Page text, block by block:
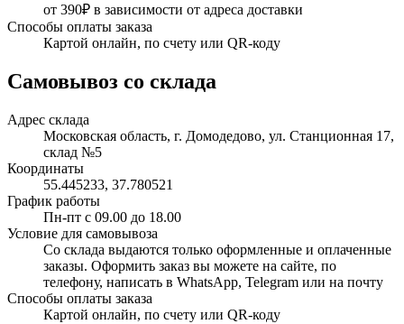
от 390₽ в зависимости от адреса доставки
Способы оплаты заказа
Картой онлайн, по счету или QR-коду
Самовывоз со склада
Адрес склада
Московская область, г. Домодедово, ул. Станционная 17,
склад №5
Координаты
55.445233, 37.780521
График работы
Пн-пт с 09.00 до 18.00
Условие для самовывоза
Со склада выдаются только оформленные и оплаченные
заказы. Оформить заказ вы можете на сайте, по
телефону, написать в WhatsApp, Telegram или на почту
Способы оплаты заказа
Картой онлайн, по счету или QR-коду